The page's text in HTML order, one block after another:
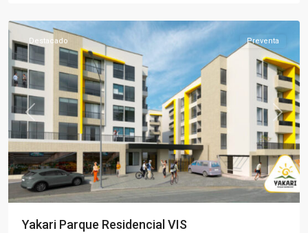
Previous Next
Destacado Preventa
Yakari Parque Residencial VIS